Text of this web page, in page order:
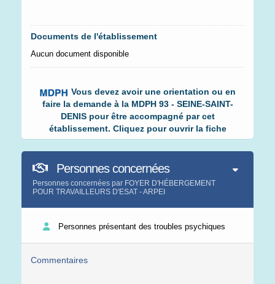
Documents de l'établissement
Aucun document disponible
Vous devez avoir une orientation ou en
faire la demande à la MDPH 93 - SEINE-SAINT-
DENIS pour être accompagné par cet
établissement. Cliquez pour ouvrir la fiche
Personnes concernées
Personnes concernées par FOYER D'HÉBERGEMENT
POUR TRAVAILLEURS D'ESAT - ARPEI
Personnes présentant des troubles psychiques
Commentaires